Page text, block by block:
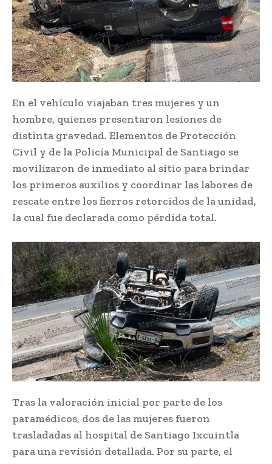
En el vehículo viajaban tres mujeres y un
hombre, quienes presentaron lesiones de
distinta gravedad. Elementos de Protección
Civil y de la Policía Municipal de Santiago se
movilizaron de inmediato al sitio para brindar
los primeros auxilios y coordinar las labores de
rescate entre los fierros retorcidos de la unidad,
la cual fue declarada como pérdida total.
Tras la valoración inicial por parte de los
paramédicos, dos de las mujeres fueron
trasladadas al hospital de Santiago Ixcuintla
para una revisión detallada. Por su parte, el